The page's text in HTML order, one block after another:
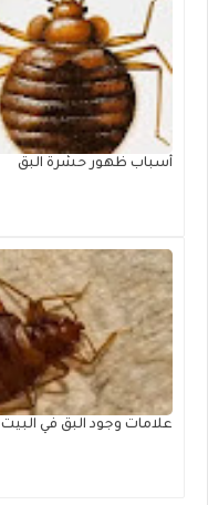
أسباب ظهور حشرة البق
علامات وجود البق في البيت